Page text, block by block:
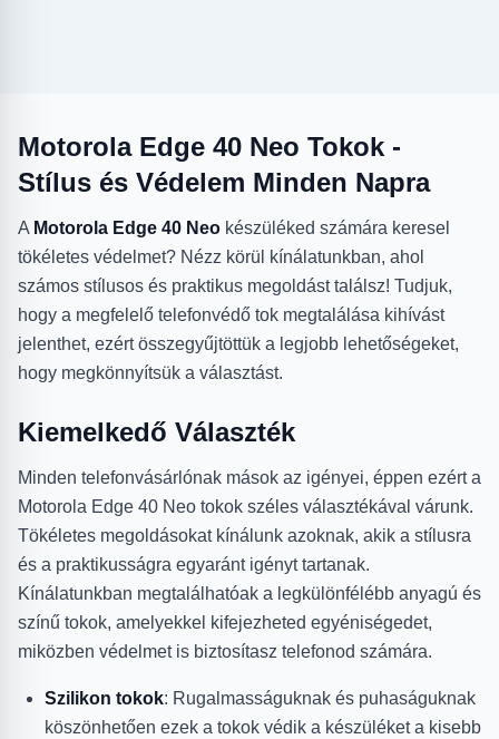
Motorola Edge 40 Neo Tokok -
Stílus és Védelem Minden Napra
A Motorola Edge 40 Neo készüléked számára keresel
tökéletes védelmet? Nézz körül kínálatunkban, ahol
számos stílusos és praktikus megoldást találsz! Tudjuk,
hogy a megfelelő telefonvédő tok megtalálása kihívást
jelenthet, ezért összegyűjtöttük a legjobb lehetőségeket,
hogy megkönnyítsük a választást.
Kiemelkedő Választék
Minden telefonvásárlónak mások az igényei, éppen ezért a
Motorola Edge 40 Neo tokok széles választékával várunk.
Tökéletes megoldásokat kínálunk azoknak, akik a stílusra
és a praktikusságra egyaránt igényt tartanak.
Kínálatunkban megtalálhatóak a legkülönfélébb anyagú és
színű tokok, amelyekkel kifejezheted egyéniségedet,
miközben védelmet is biztosítasz telefonod számára.
Szilikon tokok: Rugalmasságuknak és puhaságuknak
köszönhetően ezek a tokok védik a készüléket a kisebb